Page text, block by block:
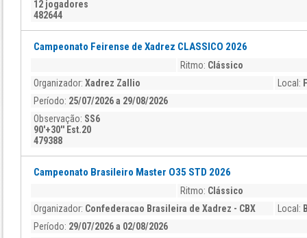
12 jogadores
482644
Campeonato Feirense de Xadrez CLASSICO 2026
Ritmo: Clássico
Organizador: Xadrez Zallio Local:
Período: 25/07/2026 a 29/08/2026
Observação: SS6
90'+30'' Est.20
479388
Campeonato Brasileiro Master O35 STD 2026
Ritmo: Clássico
Organizador: Confederacao Brasileira de Xadrez - CBX Local:
Período: 29/07/2026 a 02/08/2026